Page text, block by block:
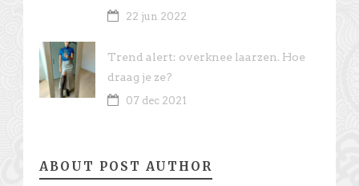
22 jun 2022
Trend alert: overknee laarzen. Hoe
draag je ze?
07 dec 2021
ABOUT POST AUTHOR